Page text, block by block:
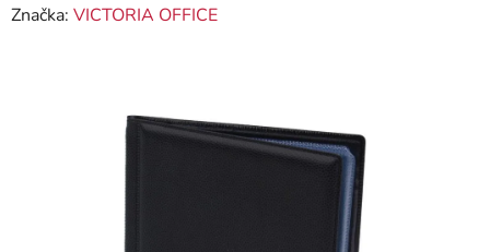
hodnotenie
Značka: VICTORIA OFFICE